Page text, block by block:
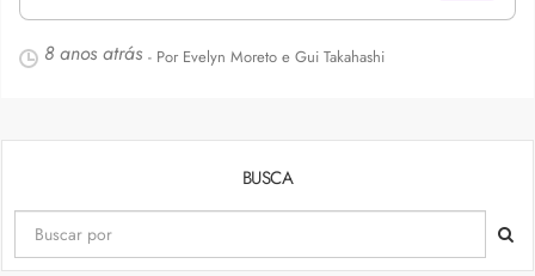
8 anos atrás - Por Evelyn Moreto e Gui Takahashi
BUSCA